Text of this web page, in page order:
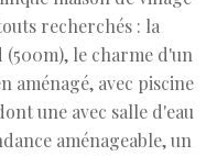
recherchés : la
le charme d'un
aménagé, avec piscine
une avec salle d'eau
aménageable, un